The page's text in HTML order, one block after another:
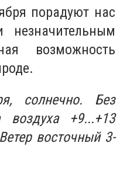
порадуют нас
незначительным
возможность
солнечно. Без
воздуха +9...+13
восточный 3-